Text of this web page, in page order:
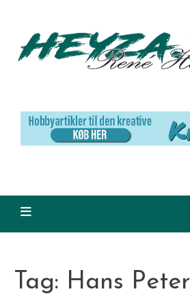
content
Tag: Hans Peter